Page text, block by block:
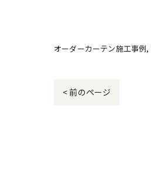
オーダーカーテン施工事例
< 前のページ